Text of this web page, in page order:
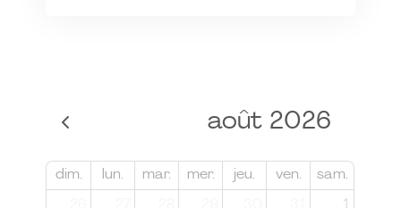
août 2026
dim. lun. mar. mer. jeu. ven. sam.